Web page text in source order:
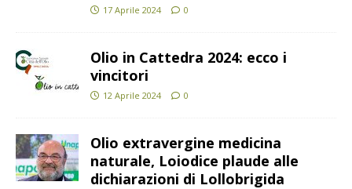
17 Aprile 2024 0
Olio in Cattedra 2024: ecco i
vincitori
12 Aprile 2024 0
Olio extravergine medicina
naturale, Loiodice plaude alle
dichiarazioni di Lollobrigida